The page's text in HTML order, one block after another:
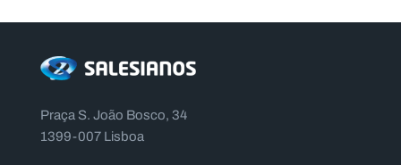
Praça S. João Bosco, 34
1399-007 Lisboa